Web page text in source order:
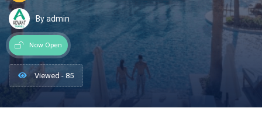
By admin
Now Open
Viewed - 85